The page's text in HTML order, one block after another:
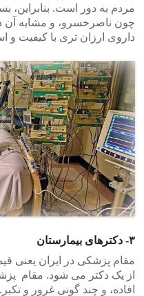
مردم به دور است. بنابراین،
چون ناصرخسرو، و مشابه آن
داروی ارزان تری با کیفیت و
۳- دکترهای بیمارستان
مقام پزشکی در ایران یعنی
از یک دکتر می شود. مقام
افاده، و چند گونی غرور و